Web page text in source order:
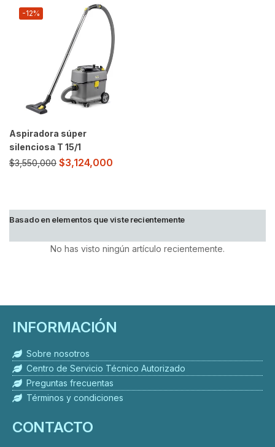
-12%
Aspiradora súper
silenciosa T 15/1
$3,550,000 $3,124,000
Basado en elementos que viste recientemente
No has visto ningún artículo recientemente.
INFORMACIÓN
Sobre nosotros
Centro de Servicio Técnico Autorizado
Preguntas frecuentas
Términos y condiciones
CONTACTO